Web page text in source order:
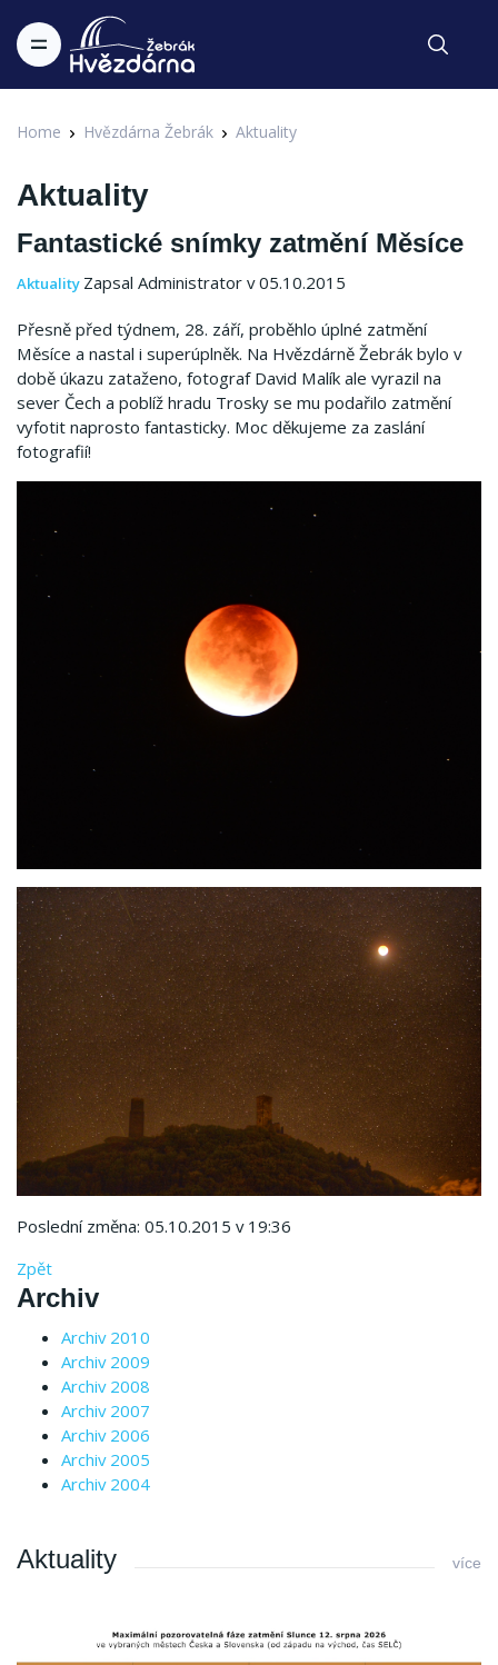
Home Hvězdárna Žebrák Aktuality
Aktuality
Fantastické snímky zatmění Měsíce
Aktuality Zapsal Administrator v 05.10.2015
Přesně před týdnem, 28. září, proběhlo úplné zatmění
Měsíce a nastal i superúplněk. Na Hvězdárně Žebrák bylo v
době úkazu zataženo, fotograf David Malík ale vyrazil na
sever Čech a poblíž hradu Trosky se mu podařilo zatmění
vyfotit naprosto fantasticky. Moc děkujeme za zaslání
fotografií!
Poslední změna: 05.10.2015 v 19:36
Zpět
Archiv
Archiv 2010
Archiv 2009
Archiv 2008
Archiv 2007
Archiv 2006
Archiv 2005
Archiv 2004
Aktuality více